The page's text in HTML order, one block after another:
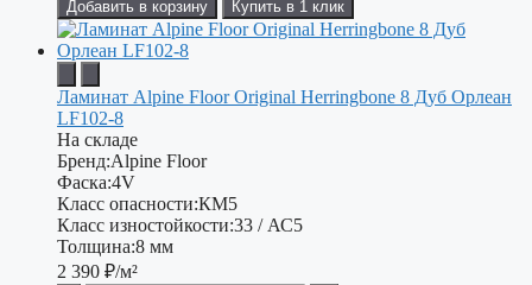
Добавить в корзину
Купить в 1 клик
Ламинат Alpine Floor Original Herringbone 8 Дуб Орлеан
LF102-8
На складе
Бренд:Alpine Floor
Фаска:4V
Класс опасности:КМ5
Класс изностойкости:33 / АС5
Толщина:8 мм
2 390 ₽/м²